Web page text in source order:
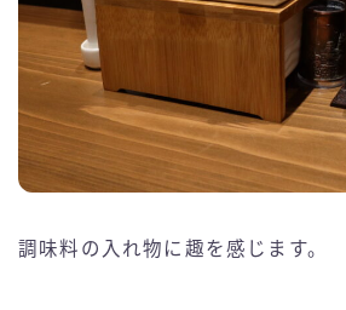
調味料の入れ物に趣を感じます。